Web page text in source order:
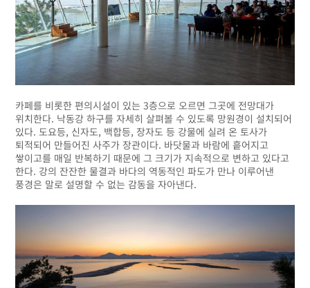
카페를 비롯한 편의시설이 있는 3층으로 오르면 그곳에 전망대가
위치한다. 낙동강 하구를 자세히 살펴볼 수 있도록 망원경이 설치되어
있다. 도요등, 신자도, 백합등, 장자도 등 강물에 실려 온 토사가
퇴적되어 만들어진 사주가 장관이다. 바닷물과 바람에 흩어지고
쌓이고를 매일 반복하기 때문에 그 크기가 지속적으로 변하고 있다고
한다. 강의 잔잔한 물결과 바다의 역동적인 파도가 만나 이루어낸
풍경은 말로 설명할 수 없는 감동을 자아낸다.